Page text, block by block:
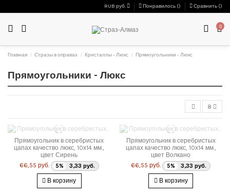
RUB руб. Понравилось () Сравнить ()
0
Главная Стразы в оправах Кристаллы - Люкс Прямоугольники - Люкс
Прямоугольники - Люкс
8
Прямоугольник в серебристых
цапах качество люкс, 10х14 мм.,
цвет Сирень
66,55 руб.
5% 3,33 руб.
В корзину
Прямоугольник в серебристых
цапах качество люкс, 10х14 мм.,
цвет Волкано
66,55 руб.
5% 3,33 руб.
В корзину